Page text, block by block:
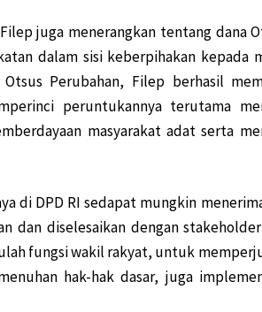
juga menerangkan tentang dana
dalam sisi keberpihakan kepada
Perubahan, Filep berhasil
peruntukannya terutama
masyarakat adat serta
di DPD RI sedapat mungkin
dan diselesaikan dengan
fungsi wakil rakyat, untuk
hak-hak dasar, juga